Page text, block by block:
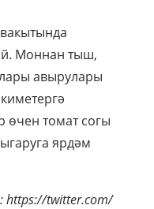
Моннан тыш,
авырулары
өчен томат согы
ярдәм
twitter.com/